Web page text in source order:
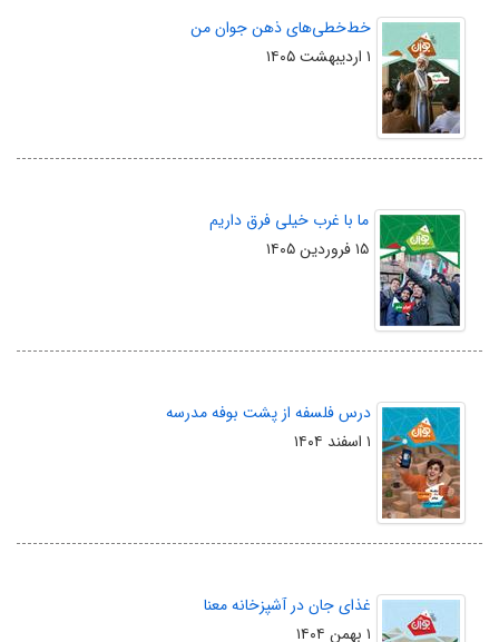
خط‌خطی‌های ذهن جوان من
۱ اردیبهشت ۱۴۰۵
ما با غرب خیلی فرق داریم
۱۵ فروردین ۱۴۰۵
درس فلسفه از پشت بوفه مدرسه
۱ اسفند ۱۴۰۴
غذای جان در آشپزخانه معنا
۱ بهمن ۱۴۰۴